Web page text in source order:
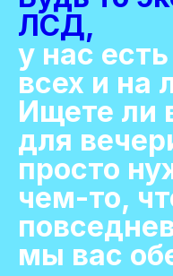
ЛСД,
у нас
всех и на
Ищете ли
для
просто
чем-то,
мы вас